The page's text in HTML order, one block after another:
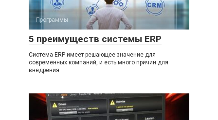
Программы
5 преимуществ системы ERP
Система ERP имеет решающее значение для
современных компаний, и есть много причин для
внедрения